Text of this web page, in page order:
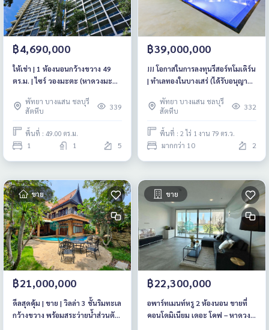
฿4,690,000
ให้เช่า | 1 ห้องนอนกว้างขวาง 49
ตร.ม. | ไซร์ วองมะตะ (หาดวงมะ
พัทยา บางแสน ชลบุรี
สัตหีบ
339
พื้นที่ : 49.00 ตร.ม.
1 1 5
฿39,000,000
!!! โอกาสในการลงทุนรีสอร์ทโมเดิร์น
| ทำเลทองในบางเสร่ (ได้รับอนุญาต
พัทยา บางแสน ชลบุรี
สัตหีบ
332
พื้นที่ : 2 ไร่ 1 งาน 79 ตร.ว.
มากกว่า 10 2
ขาย
฿21,000,000
ดีลสุดคุ้ม | ขาย | วิลล่า 3 ชั้นริมทะเล
กว้างขวาง พร้อมสระว่ายน้ำส่วนตัว
ขาย
฿22,300,000
อพาร์ทเมนท์หรู 2 ห้องนอน ขายที่
คอนโดมิเนียม เดอะ โคฟ – หาดวงศ์